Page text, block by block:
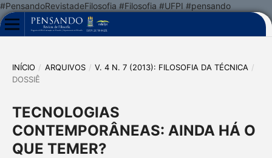
#PensandoRevistadeFilosofia #Filosofia #UFPI #pensando
INÍCIO / ARQUIVOS / V. 4 N. 7 (2013): FILOSOFIA DA TÉCNICA /
DOSSIÊ
TECNOLOGIAS
CONTEMPORÂNEAS: AINDA HÁ O
QUE TEMER?